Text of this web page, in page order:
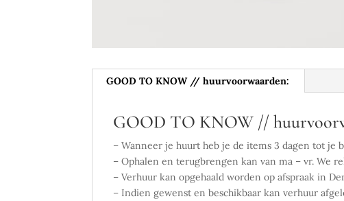
GOOD TO KNOW // huurvoorwaarden:
GOOD TO KNOW //
– Wanneer je huurt heb je de items 3 dagen tot je
– Ophalen en terugbrengen kan van ma – vr. We
– Verhuur kan opgehaald worden op afspraak in
– Indien gewenst en beschikbaar kan verhuur